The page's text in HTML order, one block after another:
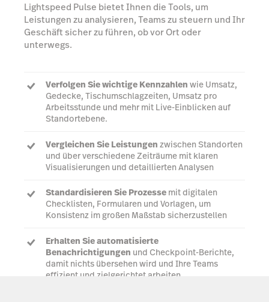
Lightspeed Pulse bietet Ihnen die Tools, um
Leistungen zu analysieren, Teams zu steuern und Ihr
Geschäft sicher zu führen, ob vor Ort oder
unterwegs.
Verfolgen Sie wichtige Kennzahlen wie Umsatz,
Gedecke, Tischumschlagzeiten, Umsatz pro
Arbeitsstunde und mehr mit Live-Einblicken auf
Standortebene.
Vergleichen Sie Leistungen zwischen Standorten
und über verschiedene Zeiträume mit klaren
Visualisierungen und detaillierten Analysen
Standardisieren Sie Prozesse mit digitalen
Checklisten, Formularen und Vorlagen, um
Konsistenz im großen Maßstab sicherzustellen
Erhalten Sie automatisierte
Benachrichtigungen und Checkpoint-Berichte,
damit nichts übersehen wird und Ihre Teams
effizient und zielgerichtet arbeiten.